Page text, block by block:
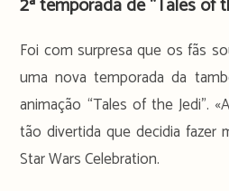
Foi com surpresa que os fãs
uma nova temporada da
animação “Tales of the Jedi”.
tão divertida que decidia fazer
Star Wars Celebration.